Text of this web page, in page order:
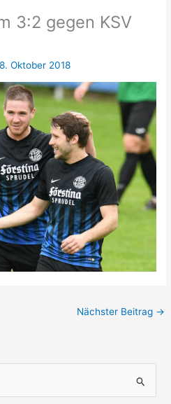
3:2 gegen KSV
Oktober 2018
Nächster Beitrag →